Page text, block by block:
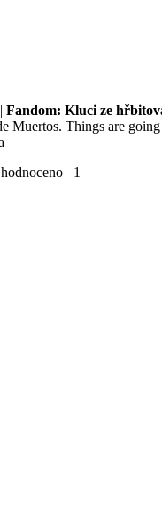
| Fandom: Kluci ze
Muertos. Things are
1